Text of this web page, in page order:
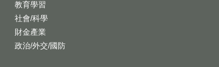
教育學習
社會/科學
財金產業
政治/外交/國防